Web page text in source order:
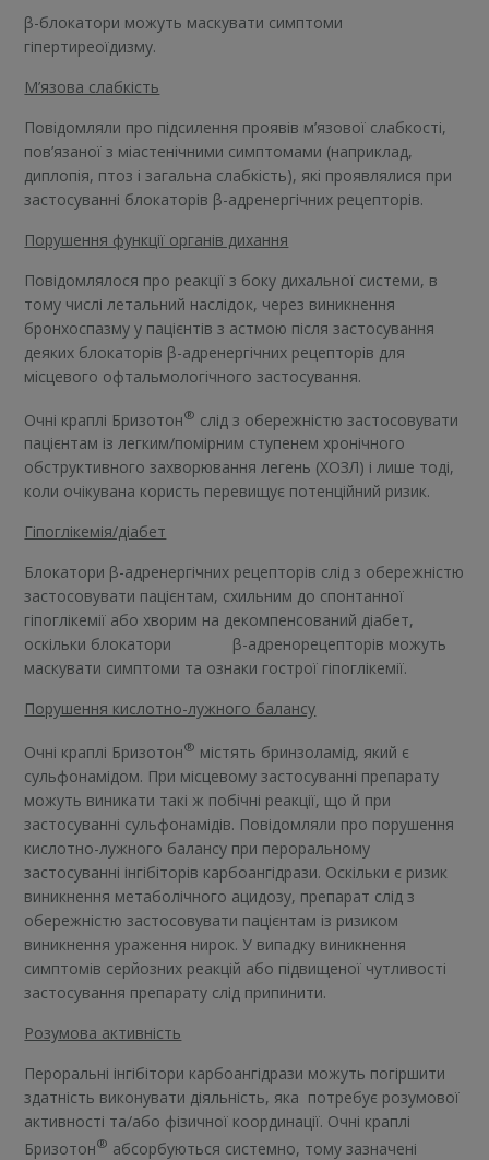
β-блокатори можуть маскувати симптоми
гіпертиреоїдизму.
М’язова слабкість
Повідомляли про підсилення проявів м’язової слабкості,
пов’язаної з міастенічними симптомами (наприклад,
диплопія, птоз і загальна слабкість), які проявлялися при
застосуванні блокаторів β-адренергічних рецепторів.
Порушення функції органів дихання
Повідомлялося про реакції з боку дихальної системи, в
тому числі летальний наслідок, через виникнення
бронхоспазму у пацієнтів з астмою після застосування
деяких блокаторів β-адренергічних рецепторів для
місцевого офтальмологічного застосування.
Очні краплі Бризотон® слід з обережністю застосовувати
пацієнтам із легким/помірним ступенем хронічного
обструктивного захворювання легень (ХОЗЛ) і лише тоді,
коли очікувана користь перевищує потенційний ризик.
Гіпоглікемія/діабет
Блокатори β-адренергічних рецепторів слід з обережністю
застосовувати пацієнтам, схильним до спонтанної
гіпоглікемії або хворим на декомпенсований діабет,
оскільки блокатори β-адренорецепторів можуть
маскувати симптоми та ознаки гострої гіпоглікемії.
Порушення кислотно-лужного балансу
Очні краплі Бризотон® містять бринзоламід, який є
сульфонамідом. При місцевому застосуванні препарату
можуть виникати такі ж побічні реакції, що й при
застосуванні сульфонамідів. Повідомляли про порушення
кислотно-лужного балансу при пероральному
застосуванні інгібіторів карбоангідрази. Оскільки є ризик
виникнення метаболічного ацидозу, препарат слід з
обережністю застосовувати пацієнтам із ризиком
виникнення ураження нирок. У випадку виникнення
симптомів серйозних реакцій або підвищеної чутливості
застосування препарату слід припинити.
Розумова активність
Пероральні інгібітори карбоангідрази можуть погіршити
здатність виконувати діяльність, яка потребує розумової
активності та/або фізичної координації. Очні краплі
Бризотон® абсорбуються системно, тому зазначені